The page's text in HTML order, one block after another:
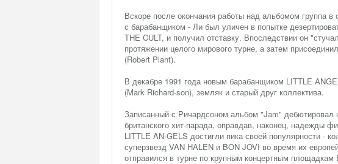
Вскоре после окончания работы над альбомом группа в
с барабанщиком - Ли был уличен в попытке
THE CULT, и получил отставку. Впоследствии он
протяжении целого мирового турне, а затем
(Robert Plant).
В декабре 1991 года новым барабанщиком LITTLE
(Mark Richard-son), земляк и старый друг коллектива.
Записанный с Ричардсоном альбом "Jam" дебютировал
британского хит-парада, оправдав, наконец, надежды
LITTLE AN-GELS достигли пика своей популярности -
суперзвезд VAN HALEN и BON JOVI во время их
отправился в турне по крупным концертным площадкам